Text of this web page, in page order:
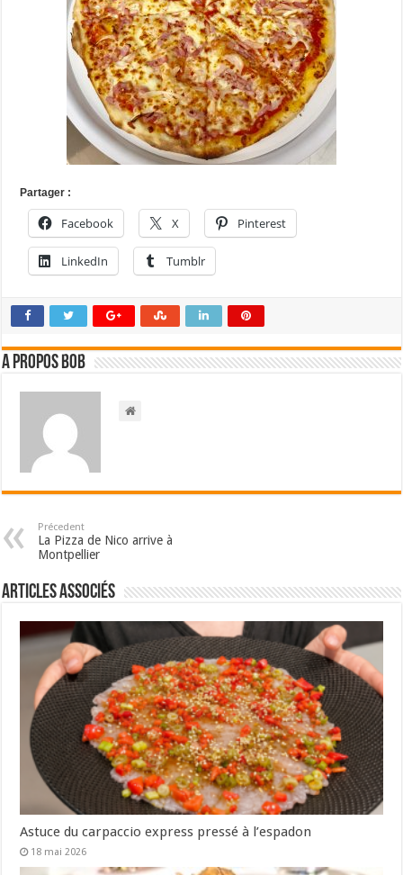
Partager :
Facebook X Pinterest
LinkedIn Tumblr
A propos bOb
Précedent
La Pizza de Nico arrive à
Montpellier
Articles associés
Astuce du carpaccio express pressé à l’espadon
18 mai 2026